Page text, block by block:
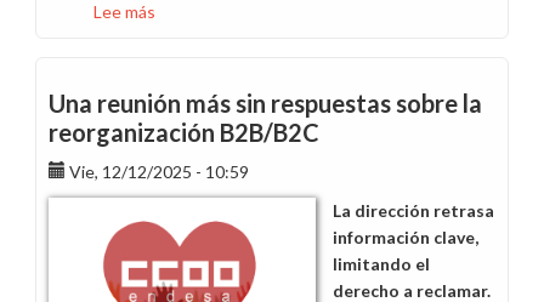
Lee más
jueves
la
reunión
de
la
reorganización
comercial
B2B/B2C
Una reunión más sin respuestas sobre la
reorganización B2B/B2C
Vie, 12/12/2025 - 10:59
La dirección retrasa
información clave,
limitando el
derecho a reclamar.